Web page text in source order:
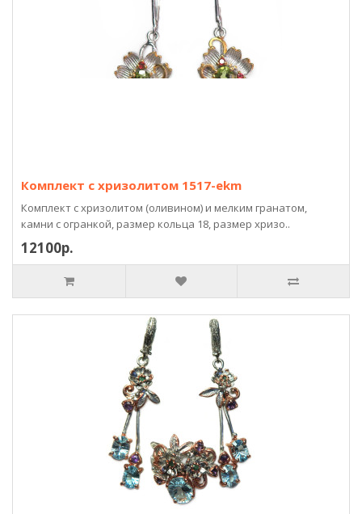
Комплект с хризолитом 1517-ekm
Комплект с хризолитом (оливином) и мелким гранатом,
камни с огранкой, размер кольца 18, размер хризо..
12100р.